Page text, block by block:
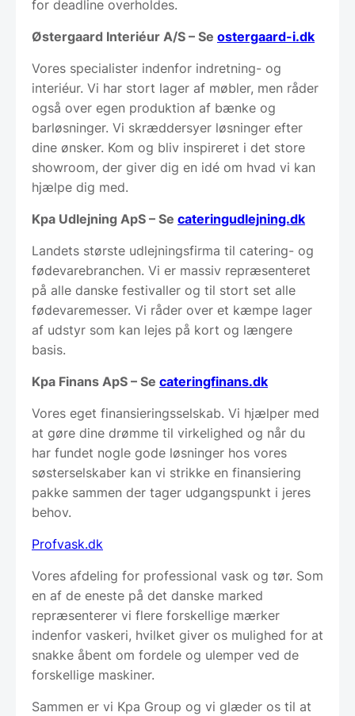
for deadline overholdes.
Østergaard Interiéur A/S – Se ostergaard-i.dk
Vores specialister indenfor indretning- og
interiéur. Vi har stort lager af møbler, men råder
også over egen produktion af bænke og
barløsninger. Vi skræddersyer løsninger efter
dine ønsker. Kom og bliv inspireret i det store
showroom, der giver dig en idé om hvad vi kan
hjælpe dig med.
Kpa Udlejning ApS – Se cateringudlejning.dk
Landets største udlejningsfirma til catering- og
fødevarebranchen. Vi er massiv repræsenteret
på alle danske festivaller og til stort set alle
fødevaremesser. Vi råder over et kæmpe lager
af udstyr som kan lejes på kort og længere
basis.
Kpa Finans ApS – Se cateringfinans.dk
Vores eget finansieringsselskab. Vi hjælper med
at gøre dine drømme til virkelighed og når du
har fundet nogle gode løsninger hos vores
søsterselskaber kan vi strikke en finansiering
pakke sammen der tager udgangspunkt i jeres
behov.
Profvask.dk
Vores afdeling for professional vask og tør. Som
en af de eneste på det danske marked
repræsenterer vi flere forskellige mærker
indenfor vaskeri, hvilket giver os mulighed for at
snakke åbent om fordele og ulemper ved de
forskellige maskiner.
Sammen er vi Kpa Group og vi glæder os til at